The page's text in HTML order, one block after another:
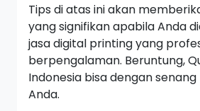
Tips di atas ini akan
yang signifikan apabila Anda
jasadigital printingyang
berpengalaman. Beruntung,
Indonesia bisa dengan
Anda.